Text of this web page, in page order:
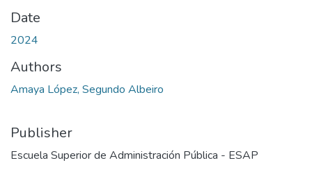
Date
2024
Authors
Amaya López, Segundo Albeiro
Publisher
Escuela Superior de Administración Pública - ESAP